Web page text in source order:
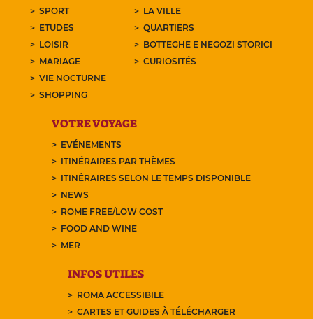
SPORT
ETUDES
LOISIR
MARIAGE
VIE NOCTURNE
SHOPPING
LA VILLE
QUARTIERS
BOTTEGHE E NEGOZI STORICI
CURIOSITÉS
VOTRE VOYAGE
EVÉNEMENTS
ITINÉRAIRES PAR THÈMES
ITINÉRAIRES SELON LE TEMPS DISPONIBLE
NEWS
ROME FREE/LOW COST
FOOD AND WINE
MER
INFOS UTILES
ROMA ACCESSIBILE
CARTES ET GUIDES À TÉLÉCHARGER